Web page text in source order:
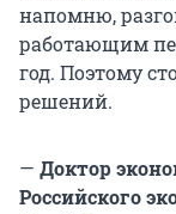
напомню,
работающим
год. Поэтому
решений.
— Доктор
Российского